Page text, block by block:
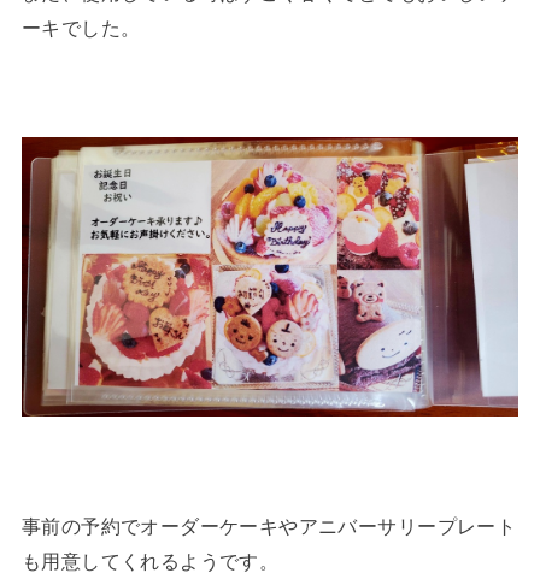
ーキでした。
事前の予約でオーダーケーキやアニバーサリープレート
も用意してくれるようです。